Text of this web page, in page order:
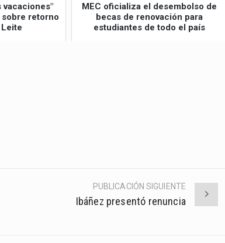
vacaciones"
retorno
Leite
MEC oficializa el desembolso de
becas de renovación para
estudiantes de todo el país
PUBLICACIÓN SIGUIENTE
Ibáñez presentó renuncia